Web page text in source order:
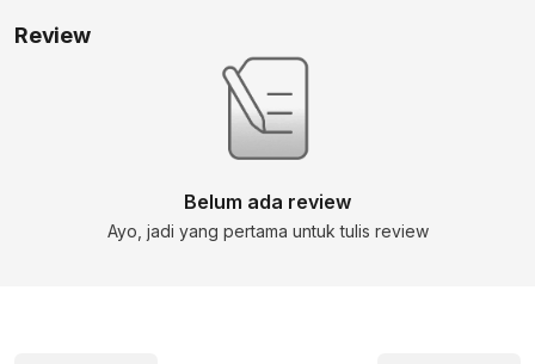
Review
Belum ada review
Ayo, jadi yang pertama untuk tulis review